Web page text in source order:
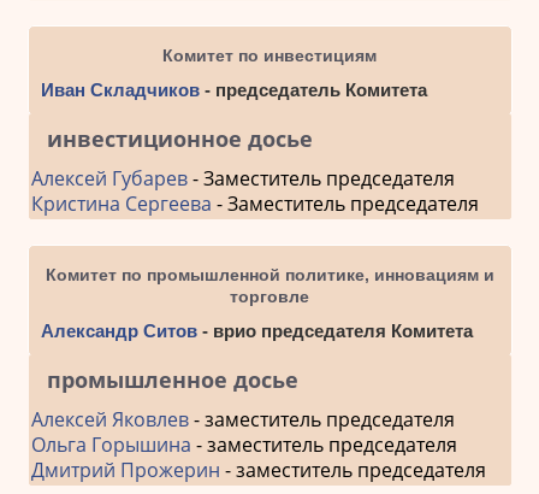
Комитет по инвестициям
Иван Складчиков- председатель Комитета
инвестиционное досье
Алексей Губарев- Заместитель председателя
Кристина Сергеева - Заместитель председателя
Комитет по промышленной политике, инновациям и
торговле
Александр Ситов- врио председателя Комитета
промышленное досье
Алексей Яковлев- заместитель председателя
Ольга Горышина - заместитель председателя
Дмитрий Прожерин - заместитель председателя